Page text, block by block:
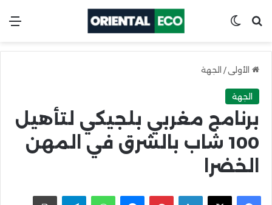
ابحث عنSwitch skin
الأولى / الجهة
الجهة
برنامج مغربي بلجيكي لتأهيل
100 شاب بالشرق في المهن
الخضرا
Facebook
X
LinkedIn
Pinterest
Messenger
WhatsApp
Telegramاطبعها